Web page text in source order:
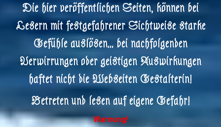
Die hier veröffentlichen Seiten, können bei
Lesern mit festgefahrener Sichtweise starke
Gefühle auslösen... bei nachfolgenden
Verwirrungen oder geistigen Auswirkungen
haftet nicht die Webseiten Gestalterin!
Betreten und lesen auf eigene Gefahr!
Warnung!